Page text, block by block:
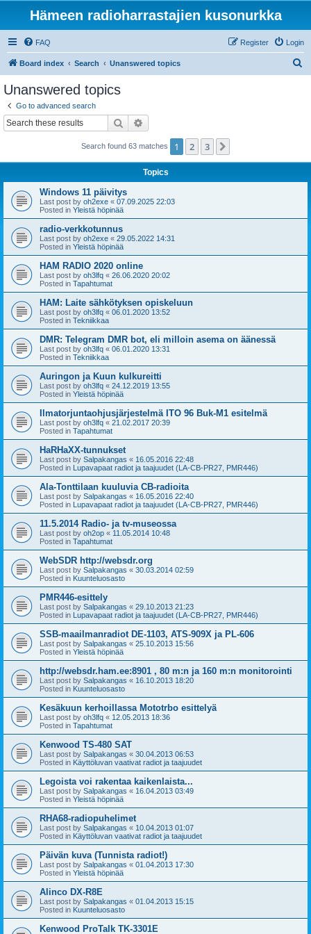
Hämeen radioharrastajien kusonurkka
FAQ Login
Register
Board index Search Unanswered topics
Unanswered topics
Go to advanced search
Search
Search found 63 matches 1 2 3
Topics
Windows 11 päivitys
Last post by oh2exe « 07.09.2025 22:03
Posted in Yleistä höpinää
radio-verkkotunnus
Last post by oh2exe « 29.05.2022 14:31
Posted in Yleistä höpinää
HAM RADIO 2020 online
Last post by oh3lfq « 26.06.2020 20:02
Posted in Tapahtumat
HAM: Laite sähkötyksen opiskeluun
Last post by oh3lfq « 06.01.2020 13:52
Posted in Tekniikkaa
DMR: Telegram DMR bot, eli milloin asema on äänessä
Last post by oh3lfq « 06.01.2020 13:31
Posted in Tekniikkaa
Auringon ja Kuun kulkureitti
Last post by oh3lfq « 24.12.2019 13:55
Posted in Yleistä höpinää
Ilmatorjuntaohjusjärjestelmä ITO 96 Buk-M1 esitelmä
Last post by oh3lfq « 21.02.2017 20:39
Posted in Tapahtumat
HaRHaXX-tunnukset
Last post by Salpakangas « 16.05.2016 22:48
Posted in Lupavapaat radiot ja taajuudet (LA-CB-PR27, PMR446)
Ala-Tonttilaan kuuluvia CB-radioita
Last post by Salpakangas « 16.05.2016 22:40
Posted in Lupavapaat radiot ja taajuudet (LA-CB-PR27, PMR446)
11.5.2014 Radio- ja tv-museossa
Last post by oh2op « 11.05.2014 10:48
Posted in Tapahtumat
WebSDR http://websdr.org
Last post by Salpakangas « 30.03.2014 02:59
Posted in Kuunteluosasto
PMR446-esittely
Last post by Salpakangas « 29.10.2013 21:23
Posted in Lupavapaat radiot ja taajuudet (LA-CB-PR27, PMR446)
SSB-maailmanradiot DE-1103, ATS-909X ja PL-606
Last post by Salpakangas « 25.10.2013 15:56
Posted in Yleistä höpinää
http://websdr.ham.ee:8901 , 80 m:n ja 160 m:n monitorointi
Last post by Salpakangas « 16.10.2013 18:20
Posted in Kuunteluosasto
Kesäkuun kerhoillassa Mototrbo esittelyä
Last post by oh3lfq « 12.05.2013 18:36
Posted in Tapahtumat
Kenwood TS-480 SAT
Last post by Salpakangas « 30.04.2013 06:53
Posted in Käyttöluvan vaativat radiot ja taajuudet
Legoista voi rakentaa kaikenlaista...
Last post by Salpakangas « 16.04.2013 03:49
Posted in Yleistä höpinää
RHA68-radiopuhelimet
Last post by Salpakangas « 10.04.2013 01:07
Posted in Käyttöluvan vaativat radiot ja taajuudet
Päivän kuva (Tunnista radiot!)
Last post by Salpakangas « 01.04.2013 17:30
Posted in Yleistä höpinää
Alinco DX-R8E
Last post by Salpakangas « 01.04.2013 15:15
Posted in Kuunteluosasto
Kenwood ProTalk TK-3301E